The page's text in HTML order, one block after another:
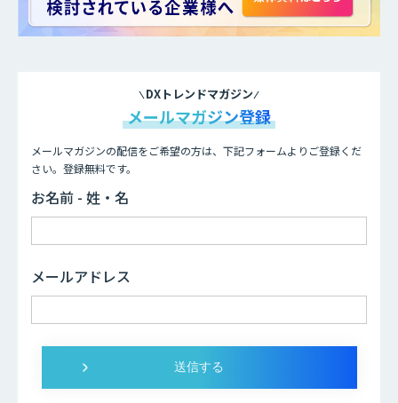
DXトレンドマガジン
メールマガジン登録
メールマガジンの配信をご希望の方は、下記フォームよりご登録くだ
さい。登録無料です。
お名前 - 姓・名
メールアドレス